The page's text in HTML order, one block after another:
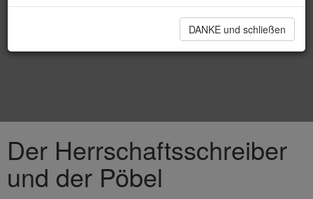
Der Herrschaftsschreiber
und der Pöbel
DANKE und schließen